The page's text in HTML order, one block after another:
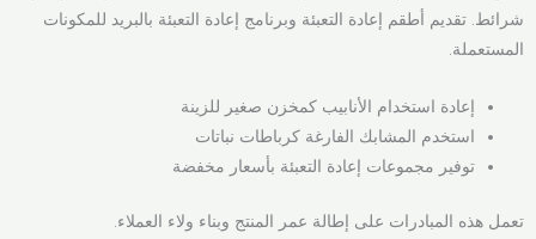
شرائط. تقديم أطقم إعادة التعبئة وبرنامج إعادة التعبئة بالبريد للمكونات
المستعملة.
إعادة استخدام الأنابيب كمخزن صغير للزينة
استخدم المشابك الفارغة كرباطات نباتات
توفير مجموعات إعادة التعبئة بأسعار مخفضة
تعمل هذه المبادرات على إطالة عمر المنتج وبناء ولاء العملاء.